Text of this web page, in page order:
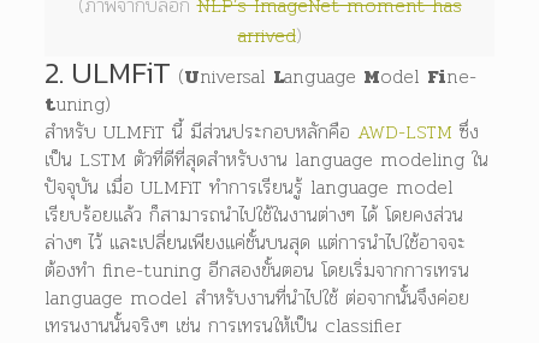
arrived)
2. ULMFiT (Universal Language Model Fine-
tuning)
สำหรับ ULMFiT นี้ มีส่วนประกอบหลักคือ AWD-LSTM ซึ่ง
เป็น LSTM ตัวที่ดีที่สุดสำหรับงาน language modeling ใน
ปัจจุบัน เมื่อ ULMFiT ทำการเรียนรู้ language model
เรียบร้อยแล้ว ก็สามารถนำไปใช้ในงานต่างๆ ได้ โดยคงส่วน
ล่างๆ ไว้ และเปลี่ยนเพียงแค่ชั้นบนสุด แต่การนำไปใช้อาจจะ
ต้องทำ fine-tuning อีกสองขั้นตอน โดยเริ่มจากการเทรน
language model สำหรับงานที่นำไปใช้ ต่อจากนั้นจึงค่อย
เทรนงานนั้นจริงๆ เช่น การเทรนให้เป็น classifier